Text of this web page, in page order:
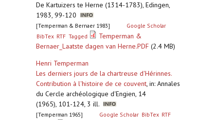
De Kartuizers te Herne (1314-1783), Edingen,
1983, 99-120
[Temperman & Bernaer 1983]
Google Scholar
BibTex RTF Tagged
Temperman &
Bernaer_Laatste dagen van Herne.PDF (2.4 MB)
Henri Temperman
Les derniers jours de la chartreuse d'Hérinnes.
Contribution à l'histoire de ce couvent, in: Annales
du Cercle archéologique d'Engien, 14
(1965), 101-124, 3 ill.
[Temperman 1965] Google Scholar BibTex RTF